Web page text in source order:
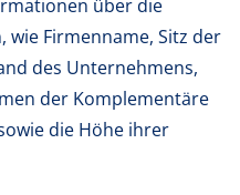
über die
wie Firmenname, Sitz der
des Unternehmens,
der Komplementäre
die Höhe ihrer